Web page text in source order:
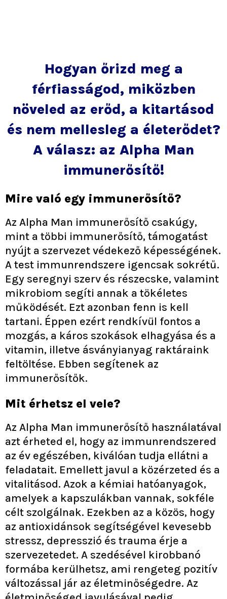
Hogyan őrizd meg a
férfiasságod, miközben
növeled az erőd, a kitartásod
és nem mellesleg a életerődet?
A válasz: az Alpha Man
immunerősítő!
Mire való egy immunerősítő?
Az Alpha Man immunerősítő csakúgy,
mint a többi immunerősítő, támogatást
nyújt a szervezet védekező képességének.
A test immunrendszere igencsak sokrétű.
Egy seregnyi szerv és részecske, valamint
mikrobiom segíti annak a tökéletes
működését. Ezt azonban fenn is kell
tartani. Éppen ezért rendkívül fontos a
mozgás, a káros szokások elhagyása és a
vitamin, illetve ásványianyag raktáraink
feltöltése. Ebben segítenek az
immunerősítők.
Mit érhetsz el vele?
Az Alpha Man immunerősítő használatával
azt érheted el, hogy az immunrendszered
az év egészében, kiválóan tudja ellátni a
feladatait. Emellett javul a közérzeted és a
vitalitásod. Azok a kémiai hatóanyagok,
amelyek a kapszulákban vannak, sokféle
célt szolgálnak. Ezekben az a közös, hogy
az antioxidánsok segítségével kevesebb
stressz, depresszió és trauma érje a
szervezetedet. A szedésével kirobbanó
formába kerülhetsz, ami rengeteg pozitív
változással jár az életminőségedre. Az